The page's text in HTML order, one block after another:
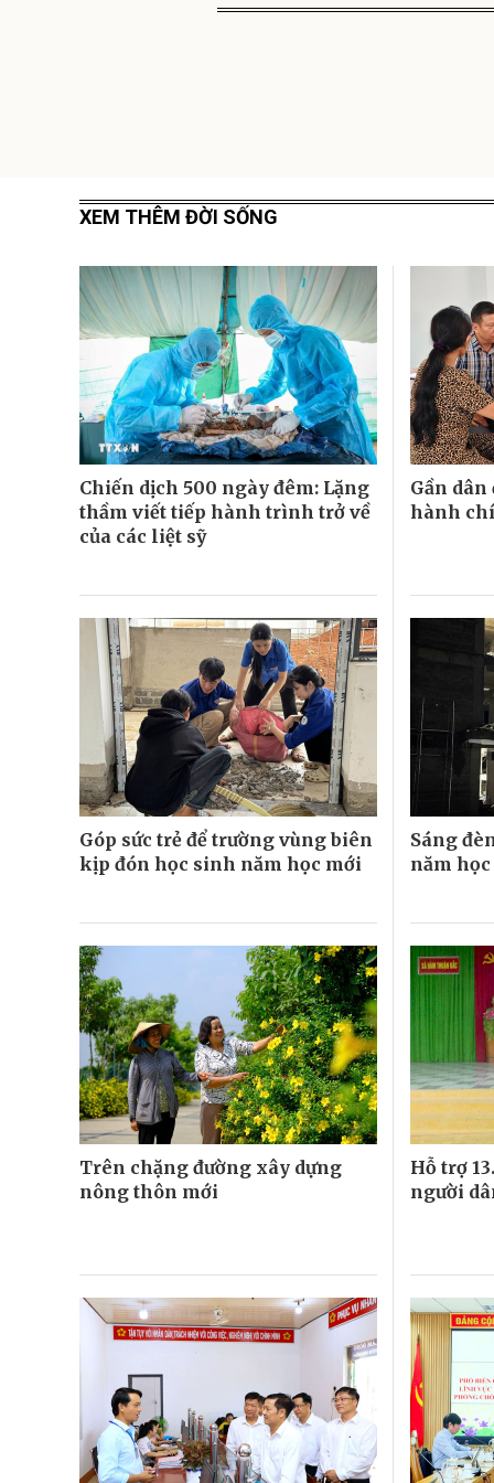
XEM THÊM ĐỜI SỐNG
Chiến dịch 500 ngày đêm: Lặng
thầm viết tiếp hành trình trở về
của các liệt sỹ
Gần
hành
Góp sức trẻ để trường vùng biên
kịp đón học sinh năm học mới
Sáng
năm
Trên chặng đường xây dựng
nông thôn mới
Hỗ trợ
người